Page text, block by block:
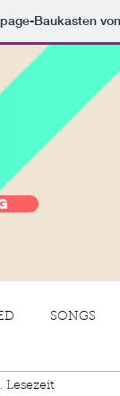
Baukasten
SONGS
Lesezeit